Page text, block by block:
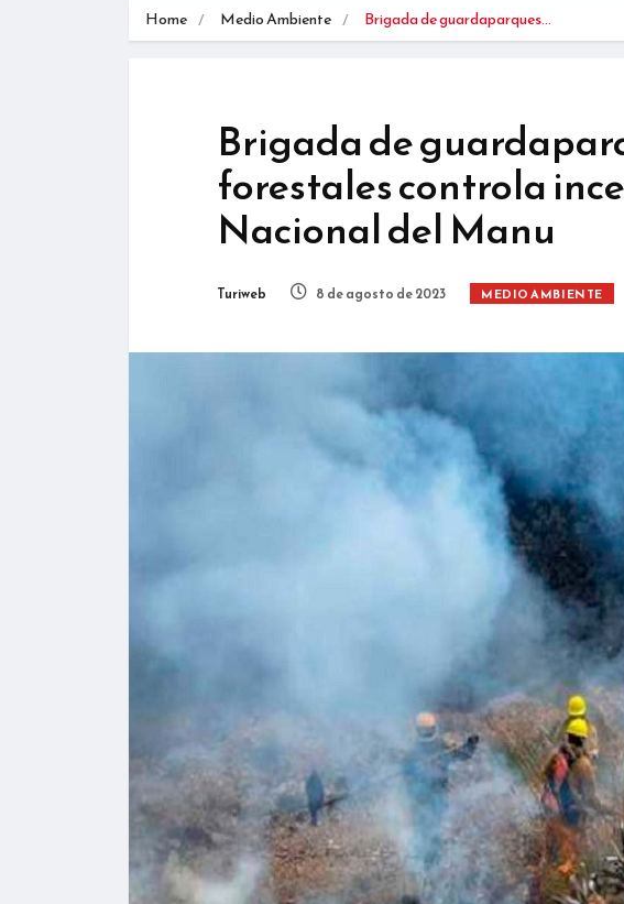
Home Medio Ambiente Brigada de guardaparques…
Brigada de
forestales controla
Nacional del Manu
Turiweb 8 de agosto de 2023 MEDIO AMBIENTE